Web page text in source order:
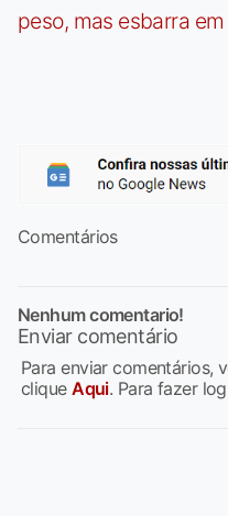
peso, mas esbarra
Comentários
Nenhum comentario!
Enviar comentário
Para enviar comentários,
cliqueAqui. Para fazer